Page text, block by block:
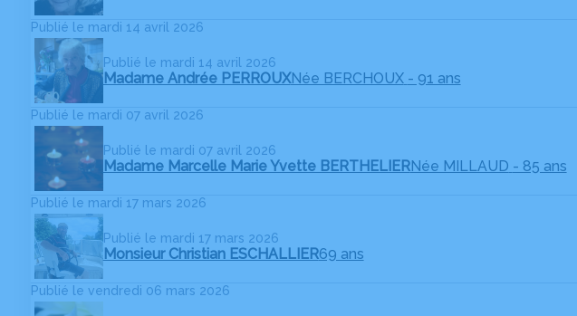
Publié le mardi 14 avril 2026
Publié le mardi 14 avril 2026
Madame Andrée PERROUXNée BERCHOUX - 91 ans
Publié le mardi 07 avril 2026
Publié le mardi 07 avril 2026
Madame Marcelle Marie Yvette BERTHELIERNée MILLAUD - 85 ans
Publié le mardi 17 mars 2026
Publié le mardi 17 mars 2026
Monsieur Christian ESCHALLIER69 ans
Publié le vendredi 06 mars 2026